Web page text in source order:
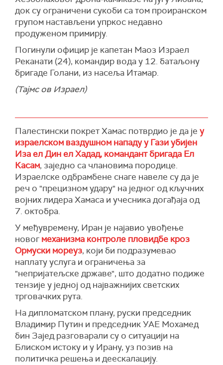
Вашингтону усмерени на обезбеђивање
преговарачких основа пре него што се пређе
на следеће кораке у домену политике и
безбедности.
Исти извор је рекао да је Либан, у својој
комуникацији са америчким посредницима,
посебно нагласио неопходност прекида ватре
и прекида циљања инфраструктуре и цивилних
ако то учини и Хезболах.
"Обавестили смо либанско председништво о
спремности две стране да обуставе ватру, под
условом да се Израел придржава споразума.
Стога је ситуација сада осетљива", рекао је
изворАшарк Ал-Авсата.
Хезболах је упозорио да либанске власти
третирају непријатеља као да је мирни и
признати ентитет, упркос континуираној
израелској окупацији и агресији. Хезболах је
упозорио на последице овог приступа по
унутрашњу стабилност и нагласио своје
одбацивање било каквих спољних диктата или
притисака, било америчких или других,
усмерених на наметање политичких избора
Либану.
(Танјуг, Ашарк Ал-Авсата)
да се превазиђу најтежи изазови.
Наставићемо да дајемо све од себе како
бисмо осигурали да овај мировни процес
доведе до трајног мира. Остало је у Божјим
рукама", закључио је Шариф.
(Тасним)
док су ограничени сукоби са том проиранском
групом настављени упркос недавно
продуженом примирју.
Погинули официр је капетан Маоз Израел
Реканати (24), командир вода у 12. батаљону
бригаде Голани, из насеља Итамар.
(Тајмс ов Израел)
Палестински покрет Хамас потврдио је да је у
израелском ваздушном нападу у Гази убијен
Иза ел Дин ел Хадад, командант бригада Ел
Касам, заједно са члановима породице.
Израелске одбрамбене снаге навеле су да је
реч о "прецизном удару" на једног од кључних
војних лидера Хамаса и учесника догађаја од
7. октобра.
У међувремену, Иран је најавио увођење
новог механизма контроле пловидбе кроз
Ормуски мореуз, који би подразумевао
наплату услуга и ограничења за
"непријатељске државе", што додатно подиже
тензије у једној од најважнијих светских
трговачких рута.
На дипломатском плану, руски председник
Владимир Путин и председник УАЕ Мохамед
бин Зајед разговарали су о ситуацији на
Блиском истоку и у Ирану, уз позив на
политичка решења и деескалацију.